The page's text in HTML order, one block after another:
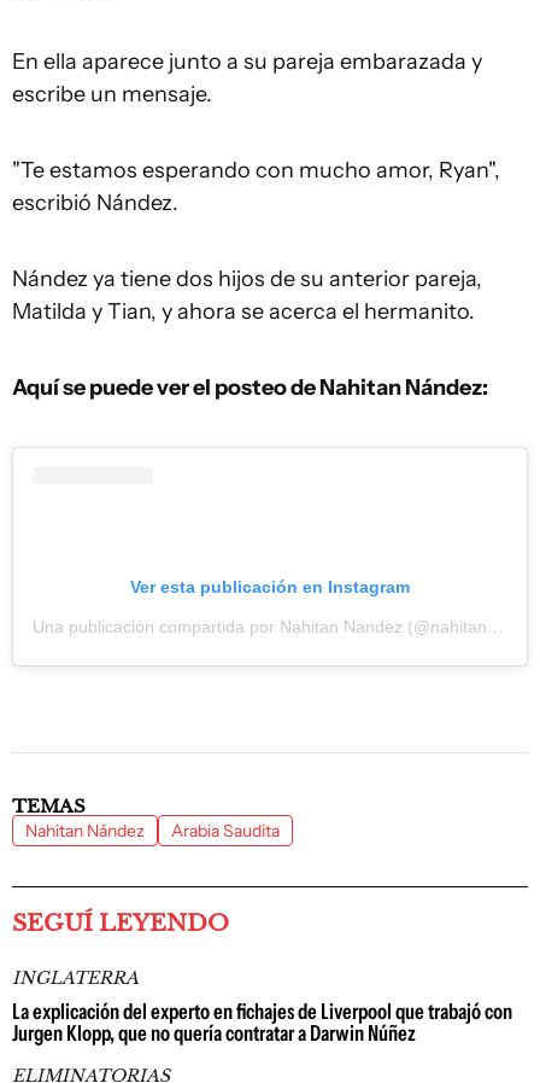
En ella aparece junto a su pareja embarazada y
escribe un mensaje.
"Te estamos esperando con mucho amor, Ryan",
escribió Nández.
Nández ya tiene dos hijos de su anterior pareja,
Matilda y Tian, y ahora se acerca el hermanito.
Aquí se puede ver el posteo de Nahitan Nández:
Ver esta publicación en Instagram
TEMAS
Nahitan Nández Arabia Saudita
SEGUÍ LEYENDO
INGLATERRA
La explicación del experto en fichajes de Liverpool que trabajó con
Jurgen Klopp, que no quería contratar a Darwin Núñez
ELIMINATORIAS